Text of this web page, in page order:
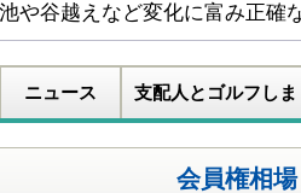
や谷越えなど変化に富み正確
ニュース 支配人とゴルフしま
会員権相場